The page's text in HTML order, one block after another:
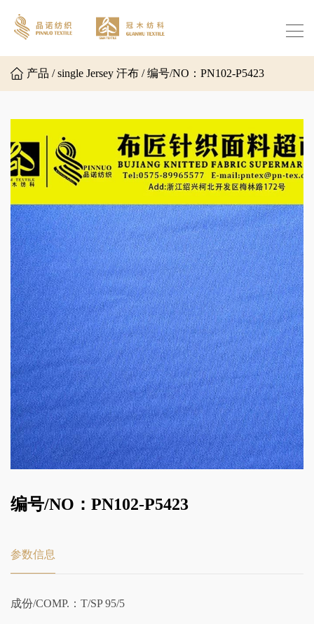
产品 / single Jersey 汗布 / 编号/NO：PN102-P5423
编号/NO：PN102-P5423
参数信息
成份/COMP.：T/SP 95/5